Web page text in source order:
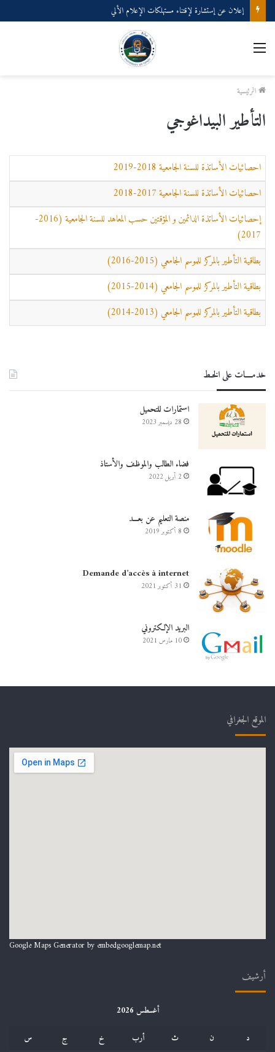
إعلان عن إستشارة لإقتناء مستهلكات الإعلام الألي
القائمة
الرئيسية
التأطير البيداغوجي
احصائيات الأساتذة للسنة الجامعية 2018-2019
احصائيات الأساتذة للسنة الجامعية2017-2018
إحصائيات الأساتذة الدائمين و المؤقتين حسب المعاهد للسنة الجامعية (2016-
2017)
بطاقية التأطير بالمركز للموسم الجامعي (2015-2016)
بطاقية التأطير بالمركز للموسم الجامعي (2014-2015)
بطاقية التأطير بالمركز للموسم الجامعي (2013-2014)
خدمــــات على الخـط
استمارات للتحميل
28 ديسمبر 2023
فضاء الطالب والموظف والأستاذ
2 أبريل 2022
منصة التعليم عن بعـــد
8 أكتوبر 2019
Demande d’accès à internet
31 أكتوبر 2021
البريد الإلكتروني
10 مارس 2021
الموقع الجغرافي
Google Maps Generator by embedgooglemap.net
أرشيف
أغسطس 2026
د
ن ث أرب خ ج
س